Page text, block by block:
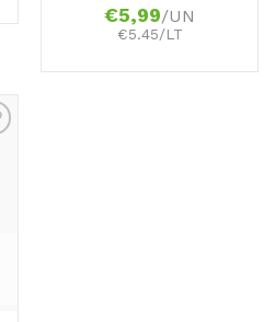
€5,99/UN
€5.45/LT